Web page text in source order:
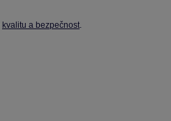
kvalitu a bezpečnost.